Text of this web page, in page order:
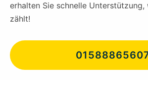
erhalten Sie schnelle Unterstützung,
zählt!